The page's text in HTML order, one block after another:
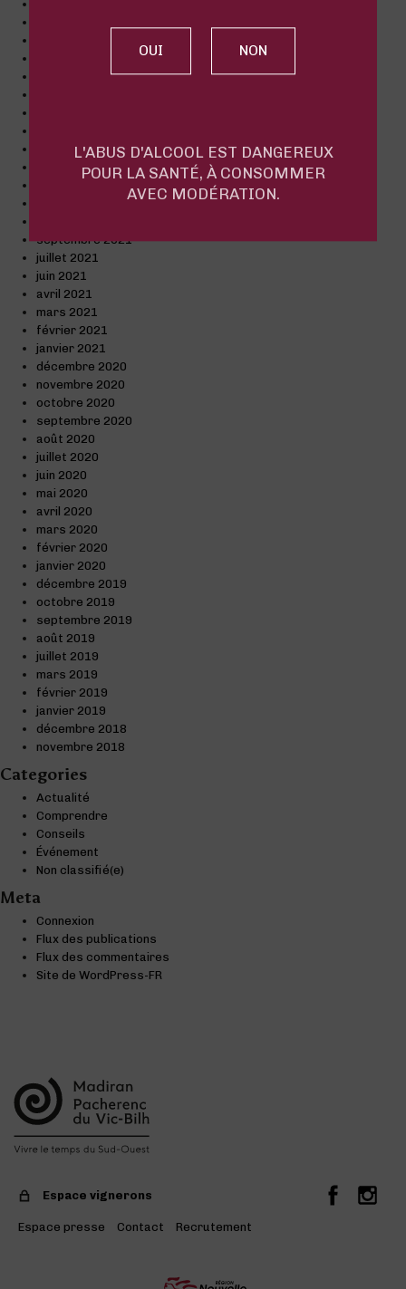
novembre 2022
juin 2022
mai 2022
septembre 2021
juillet 2021
juin 2021
avril 2021
mars 2021
février 2021
janvier 2021
décembre 2020
novembre 2020
octobre 2020
septembre 2020
août 2020
juillet 2020
juin 2020
mai 2020
avril 2020
mars 2020
février 2020
janvier 2020
décembre 2019
octobre 2019
septembre 2019
août 2019
juillet 2019
mars 2019
février 2019
janvier 2019
décembre 2018
novembre 2018
Categories
Actualité
Comprendre
Conseils
Événement
Non classifié(e)
Meta
Connexion
Flux des publications
Flux des commentaires
Site de WordPress-FR
Espace vignerons
Espace presse Contact Recrutement
L'ABUS D'ALCOOL EST DANGEREUX
POUR LA SANTÉ, À CONSOMMER
AVEC MODÉRATION.